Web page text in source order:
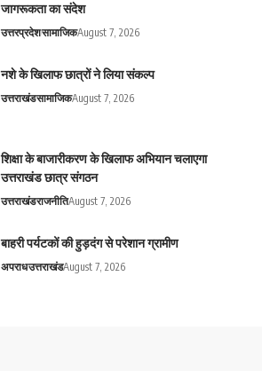
जागरूकता का संदेश
उत्तरप्रदेशसामाजिकAugust 7, 2026
नशे के खिलाफ छात्रों ने लिया संकल्प
उत्तराखंडसामाजिकAugust 7, 2026
शिक्षा के बाजारीकरण के खिलाफ अभियान चलाएगा
उत्तराखंड छात्र संगठन
उत्तराखंडराजनीतिAugust 7, 2026
बाहरी पर्यटकों की हुड़दंग से परेशान ग्रामीण
अपराधउत्तराखंडAugust 7, 2026